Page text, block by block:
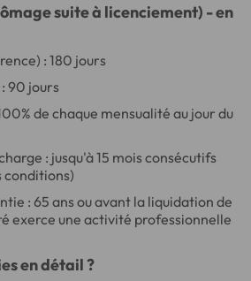
suite à licenciement) - en
: 180 jours
90 jours
de chaque mensualité au jour du
: jusqu'à 15 mois consécutifs
conditions)
: 65 ans ou avant la liquidation de
exerce une activité professionnelle
en détail ?